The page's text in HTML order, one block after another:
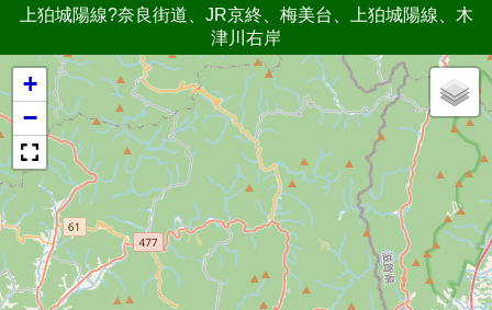
上狛城陽線?奈良街道、JR京終、梅美台、上狛城陽線、木
津川右岸
+
−